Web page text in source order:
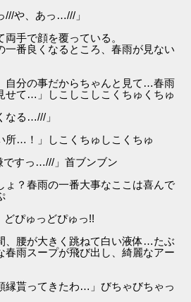
や、あっ…///」
手で顔を覆っている。
一番良くなるところ、春雨が見ない
自分の事だからちゃんと見て…春雨
せて…」しこしこしこくちゅくちゅ
る…///」
所…！」しこくちゅしこくちゅ
すっ…///」首ブンブン
ょ？春雨の一番大事なここは喜んで
どぴゅっどぴゅっ!!
、腰が大きく跳ねて白い液体…たぶ
春雨スープが飛び出し、綺麗なアー
縁貰ってきたわ…」びちゃびちゃっ